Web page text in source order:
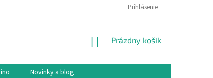
AKO NAKUPOVAŤ
Prihlásenie
NÁKUPNÝ
Prázdny košík
Novinky a blog